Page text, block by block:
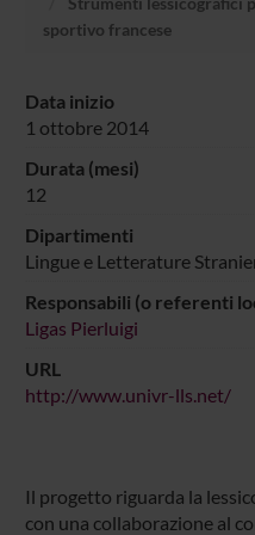
sportivo francese
Data inizio
1 ottobre 2014
Durata (mesi)
12
Dipartimenti
Lingue e Letterature
Responsabili (o referenti
Ligas Pierluigi
URL
http://www.univr-lls.net/
Il progetto riguarda la
con una collaborazione al